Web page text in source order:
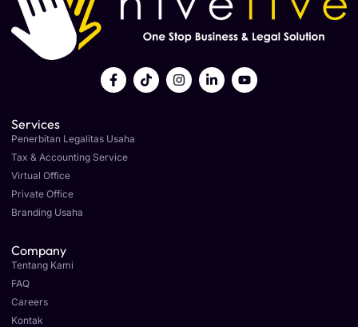
Services
Penerbitan Legalitas Usaha
Tax & Accounting Service
Virtual Office
Private Office
Branding Usaha
Company
Tentang Kami
FAQ
Careers
Kontak